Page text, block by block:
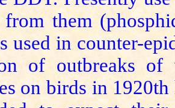
from them
used in counter-
of outbreaks of
on birds in